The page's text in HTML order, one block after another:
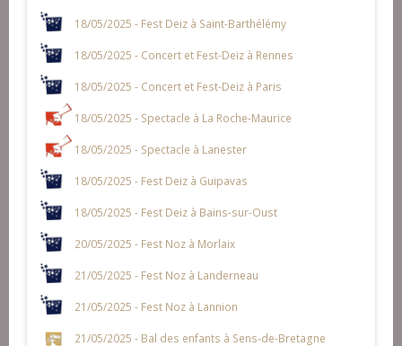
18/05/2025 - Fest Deiz à Saint-Barthélémy
18/05/2025 - Concert et Fest-Deiz à Rennes
18/05/2025 - Concert et Fest-Deiz à Paris
18/05/2025 - Spectacle à La Roche-Maurice
18/05/2025 - Spectacle à Lanester
18/05/2025 - Fest Deiz à Guipavas
18/05/2025 - Fest Deiz à Bains-sur-Oust
20/05/2025 - Fest Noz à Morlaix
21/05/2025 - Fest Noz à Landerneau
21/05/2025 - Fest Noz à Lannion
21/05/2025 - Bal des enfants à Sens-de-Bretagne